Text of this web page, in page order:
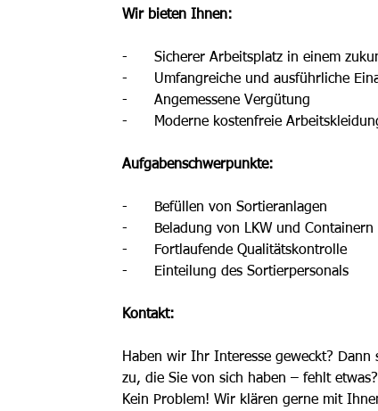
Wir bieten Ihnen:
-      Sicherer Arbeitsplatz in einem
-      Umfangreiche und ausführliche
-      Angemessene Vergütung
-      Moderne kostenfreie
Aufgabenschwerpunkte:
-      Befüllen von Sortieranlagen
-      Beladung von LKW und Containern
-      Fortlaufende Qualitätskontrolle
-      Einteilung des Sortierpersonals
Kontakt:
Haben wir Ihr Interesse geweckt?
zu, die Sie von sich haben – fehlt etwas?
Kein Problem! Wir klären gerne mit